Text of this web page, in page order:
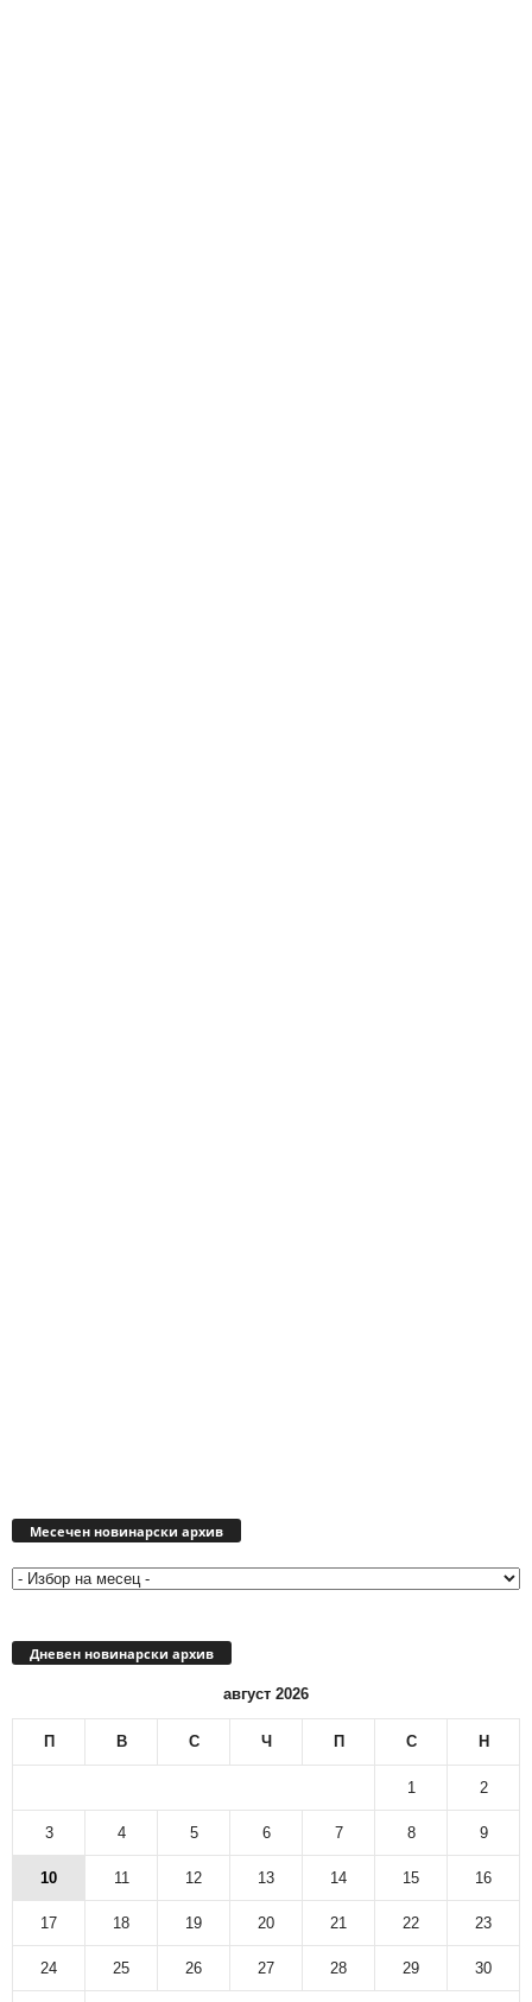
Месечен новинарски архив
Дневен новинарски архив
август 2026
П В С Ч П С Н
1 2
3 4 5 6 7 8 9
10 11 12 13 14 15 16
17 18 19 20 21 22 23
24 25 26 27 28 29 30